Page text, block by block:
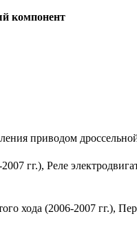
компонент
приводом
гг.), Реле
хода (2006-2007 гг.),